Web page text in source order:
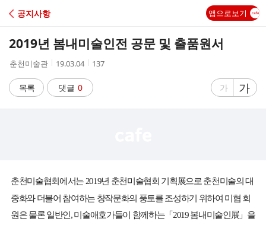
C
A
공지사항 앱으로보기
2019년 봄내미술인전 공문 및 출품원서
작
자
춘천미술관
작
시
간
19.03.04
조
수
137
목록 댓글 0
글
게
가
글
자
게
가
춘천미술협회에서는 2019년 춘천미술협회 기획展으로 춘천미술의 대
중화와 더불어 참여하는 창작문화의 풍토를 조성하기 위하여 미협 회
원은 물론 일반인,미술애호가들이 함께하는「2019봄내미술인展」 을